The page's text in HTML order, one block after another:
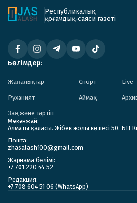
Республикалық
қоғамдық-саяси газеті
Бөлімдер:
Жаңалықтар Спорт Live
Руханият Аймақ
Заң және тәртіп
Мекенжай:
Алматы қаласы. Жібек жолы көшесі 50. БЦ
Пошта:
zhasalash100@gmail.com
Жарнама бөлімі:
+7 701 220 64 52
Редакция:
+7 708 604 51 06 (WhatsApp)